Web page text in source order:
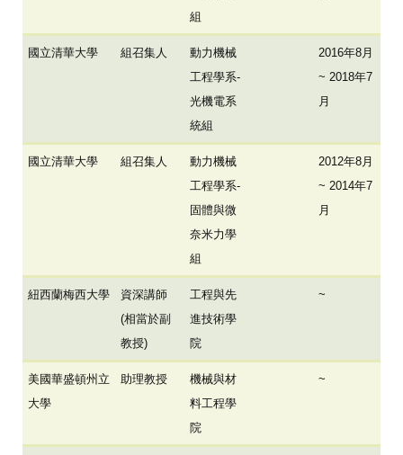
組
國立清華大學 組召集人
動力機械
工程學系-
光機電系
統組
2016年8月
~ 2018年7
月
國立清華大學 組召集人
動力機械
工程學系-
固體與微
奈米力學
組
2012年8月
~ 2014年7
月
紐西蘭梅西大學
資深講師
(相當於副
教授)
工程與先
進技術學
院
~
美國華盛頓州立
大學
助理教授
機械與材
料工程學
院
~